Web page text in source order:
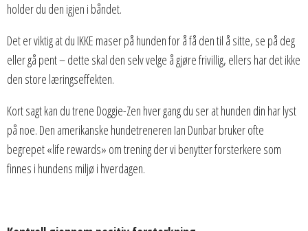
holder du den igjen i båndet.
Det er viktig at du IKKE maser på hunden for å få den til å sitte, se på deg
eller gå pent – dette skal den selv velge å gjøre frivillig, ellers har det ikke
den store læringseffekten.
Kort sagt kan du trene Doggie-Zen hver gang du ser at hunden din har lyst
på noe. Den amerikanske hundetreneren Ian Dunbar bruker ofte
begrepet «life rewards» om trening der vi benytter forsterkere som
finnes i hundens miljø i hverdagen.